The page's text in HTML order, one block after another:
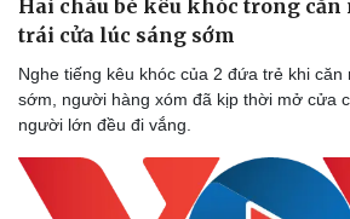
Vì cộng đồng
Hai cháu bé kêu khóc trong
trái cửa lúc sáng sớm
Nghe tiếng kêu khóc của 2 đứa trẻ khi căn
sớm, người hàng xóm đã kịp thời mở cửa
người lớn đều đi vắng.